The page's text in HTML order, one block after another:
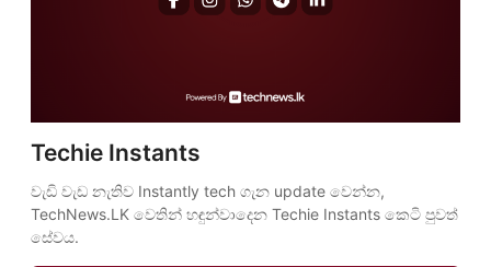
Techie Instants
වැඩි වැඩ නැතිව Instantly tech ගැන update වෙන්න,
TechNews.LK වෙතින් හඳුන්වාදෙන Techie Instants කෙටි පුවත්
සේවය.